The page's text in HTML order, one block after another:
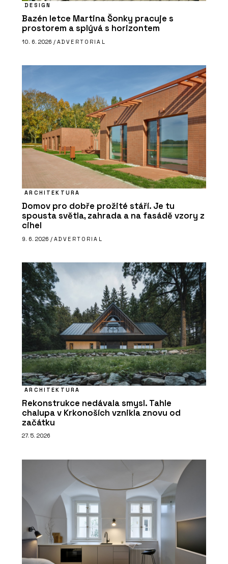
DESIGN
Bazén letce Martina Šonky pracuje s
prostorem a splývá s horizontem
10. 6. 2026 / ADVERTORIAL
ARCHITEKTURA
Domov pro dobře prožité stáří. Je tu
spousta světla, zahrada a na fasádě vzory z
cihel
9. 6. 2026 / ADVERTORIAL
ARCHITEKTURA
Rekonstrukce nedávala smysl. Tahle
chalupa v Krkonoších vznikla znovu od
začátku
27. 5. 2026